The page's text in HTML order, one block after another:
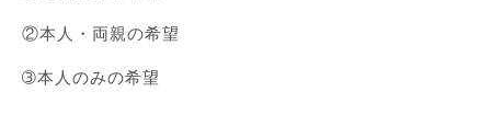
②本人・両親の希望
➂本人のみの希望